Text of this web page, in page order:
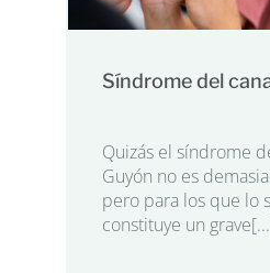
Síndrome del
Quizás el síndrome
Guyón no es
pero para los que lo
constituye un